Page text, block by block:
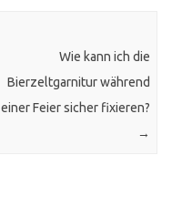
Wie kann ich die
Bierzeltgarnitur während
einer Feier sicher fixieren?
→